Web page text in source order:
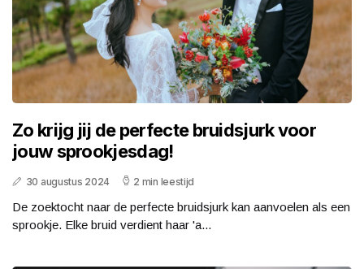
Zo krijg jij de perfecte bruidsjurk voor
jouw sprookjesdag!
30 augustus 2024 2 min leestijd
De zoektocht naar de perfecte bruidsjurk kan aanvoelen als een
sprookje. Elke bruid verdient haar 'a...